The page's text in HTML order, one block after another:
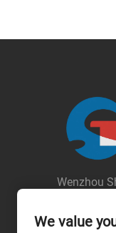
Wenzhou
แมชชีเนอ
นโยบายคว
We value